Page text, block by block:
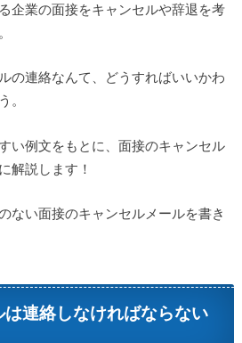
企業の面接をキャンセルや辞退を考
の連絡なんて、どうすればいいかわ
。
い例文をもとに、面接のキャンセル
解説します！
ない面接のキャンセルメールを書き
連絡しなければならない